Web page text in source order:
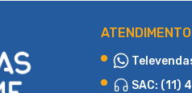
ATENDIMENTO
SAC: (11)